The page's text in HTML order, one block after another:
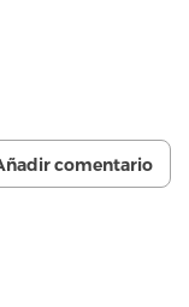
comentario